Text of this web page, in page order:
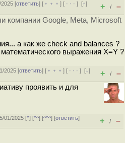
[ответить] [ ﹢﹢﹢] [ · · ·][↑]
+ / –
компании Google, Meta, Microsoft
а как же check and balances ?
математического выражения X=Y ?
2025 [ответить] [ ﹢﹢﹢] [ · · ·][↓]
+ / –
проявить и для
01/2025 [^] [^^] [^^^] [ответить]
+ / –